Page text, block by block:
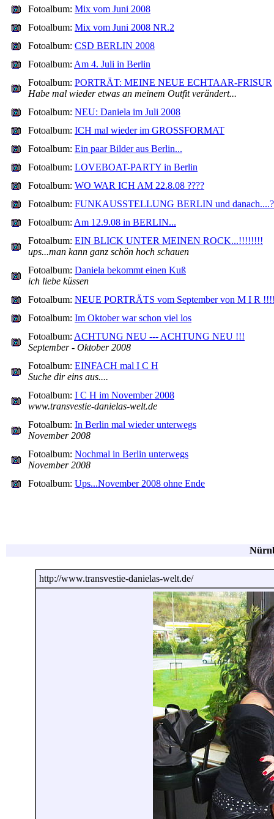
Fotoalbum: Mix vom Juni 2008
Fotoalbum: Mix vom Juni 2008 NR.2
Fotoalbum: CSD BERLIN 2008
Fotoalbum: Am 4. Juli in Berlin
Fotoalbum: PORTRÄT: MEINE NEUE ECHTAAR-FRISUR
Habe mal wieder etwas an meinem Outfit verändert...
Fotoalbum: NEU: Daniela im Juli 2008
Fotoalbum: ICH mal wieder im GROSSFORMAT
Fotoalbum: Ein paar Bilder aus Berlin...
Fotoalbum: LOVEBOAT-PARTY in Berlin
Fotoalbum: WO WAR ICH AM 22.8.08 ????
Fotoalbum: FUNKAUSSTELLUNG BERLIN und danach....?
Fotoalbum: Am 12.9.08 in BERLIN...
Fotoalbum: EIN BLICK UNTER MEINEN ROCK...!!!!!!!!
ups...man kann ganz schön hoch schauen
Fotoalbum: Daniela bekommt einen Kuß
ich liebe küssen
Fotoalbum: NEUE PORTRÄTS vom September von M I R
Fotoalbum: Im Oktober war schon viel los
Fotoalbum: ACHTUNG NEU --- ACHTUNG NEU !!!
September - Oktober 2008
Fotoalbum: EINFACH mal I C H
Suche dir eins aus....
Fotoalbum: I C H im November 2008
www.transvestie-danielas-welt.de
Fotoalbum: In Berlin mal wieder unterwegs
November 2008
Fotoalbum: Nochmal in Berlin unterwegs
November 2008
Fotoalbum: Ups...November 2008 ohne Ende
http://www.transvestie-danielas-welt.de/